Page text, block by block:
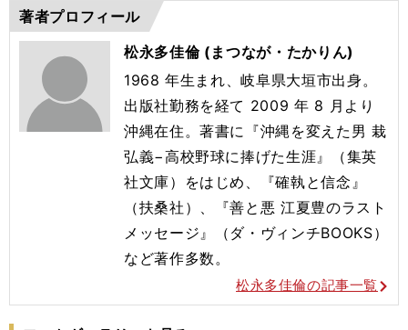
著者プロフィール
松永多佳倫 (まつなが・たかりん)
1968 年生まれ、岐阜県大垣市出身。
出版社勤務を経て 2009 年 8 月より
沖縄在住。著書に『沖縄を変えた男 栽
弘義−高校野球に捧げた生涯』（集英
社文庫）をはじめ、『確執と信念』
（扶桑社）、『善と悪 江夏豊のラスト
メッセージ』（ダ・ヴィンチBOOKS）
など著作多数。
松永多佳倫の記事一覧